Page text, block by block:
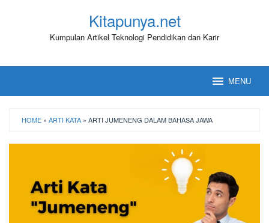
Kitapunya.net
Kumpulan Artikel Teknologi Pendidikan dan Karir
MENU
HOME » ARTI KATA » ARTI JUMENENG DALAM BAHASA JAWA